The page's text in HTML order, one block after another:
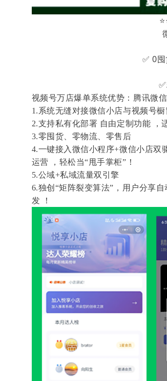
✅ 0
视频号万店爆单系统优势：腾讯微
1.系统无缝对接微信小店与视频号
2.支持私有化部署 自由定制功能 ，
3.零囤货、零物流、零售后
4.一键接入微信小程序+微信小店双
运营 ，轻松当“甩手掌柜”！
5.公域+私域流量双引擎
6.独创“矩阵裂变算法”，用户分享
发 ！